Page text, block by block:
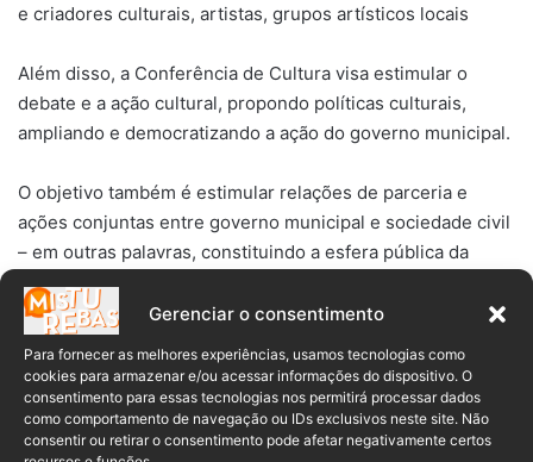
Gerenciar o consentimento
Para fornecer as melhores experiências, usamos tecnologias como
cookies para armazenar e/ou acessar informações do dispositivo. O
consentimento para essas tecnologias nos permitirá processar dados
como comportamento de navegação ou IDs exclusivos neste site. Não
consentir ou retirar o consentimento pode afetar negativamente certos
e criadores culturais, artistas, grupos artísticos locais
Além disso, a Conferência de Cultura visa estimular o
debate e a ação cultural, propondo políticas culturais,
ampliando e democratizando a ação do governo municipal.
O objetivo também é estimular relações de parceria e
ações conjuntas entre governo municipal e sociedade civil
– em outras palavras, constituindo a esfera pública da
cultura no município.
LEIA TAMBÉM:
4ª Feira do Negócio Local da Viacredi acontece em
Benedito Novo